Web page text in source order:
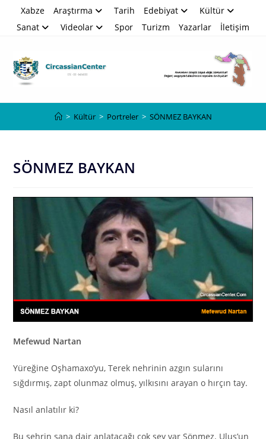
Xabze Araştırma Tarih Edebiyat
Kültür
Sanat
Videolar Spor Turizm Yazarlar İletişim
> Kültür > Portreler > SÖNMEZ BAYKAN
SÖNMEZ BAYKAN
Mefewud Nartan
Yüreğine Oşhamaxo’yu, Terek nehrinin azgın sularını
sığdırmış, zapt olunmaz olmuş, yılkısını arayan o hırçın tay.
Nasıl anlatılır ki?
Bu şehrin sana dair anlatacağı çok şey var Sönmez. Ulus’un